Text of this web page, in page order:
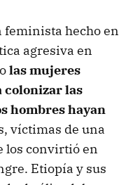
hecho en
agresiva en
las mujeres
colonizar las
hombres hayan
víctimas de una
los convirtió en
Etiopía y sus